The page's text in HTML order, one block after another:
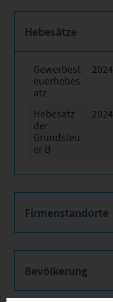
Hebesätze
Gewerbest
euerhebes
atz
2024
Hebesatz
der
Grundsteu
er B
2024
Firmenstandorte
Bevölkerung